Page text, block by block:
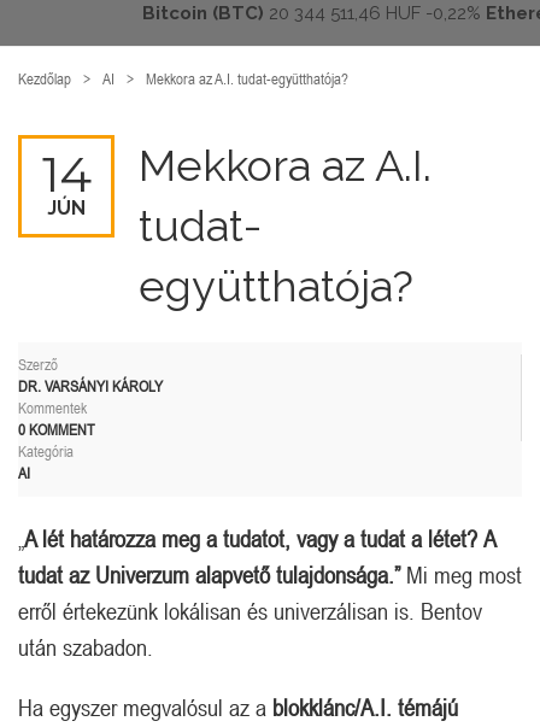
Bitcoin (BTC)20 344 511,46 HUF -0,22% Ethereum
Kezdőlap AI Mekkora az A.I. tudat-együtthatója?
14
JÚN
Mekkora az A.I.
tudat-
együtthatója?
Szerző
DR. VARSÁNYI KÁROLY
Kommentek
0 KOMMENT
Kategória
AI
A lét határozza meg a tudatot, vagy a tudat a létet? A
tudat az Univerzum alapvető tulajdonsága.”Mi meg most
erről értekezünk lokálisan és univerzálisan is. Bentov
után szabadon.
Ha egyszer megvalósul az a blokklánc/A.I. témájú